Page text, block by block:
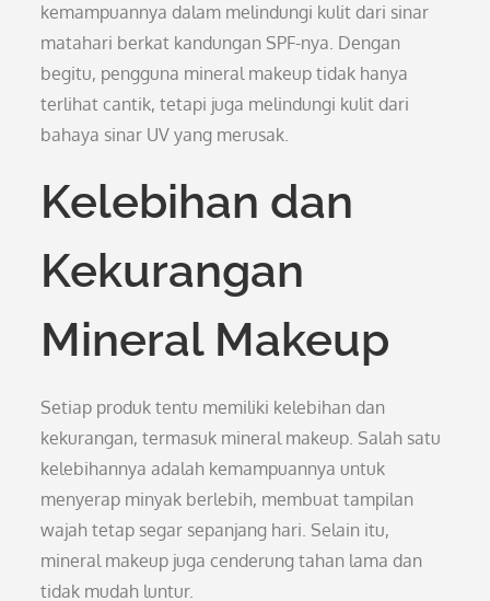
kemampuannya dalam melindungi kulit dari sinar
matahari berkat kandungan SPF-nya. Dengan
begitu, pengguna mineral makeup tidak hanya
terlihat cantik, tetapi juga melindungi kulit dari
bahaya sinar UV yang merusak.
Kelebihan dan
Kekurangan
Mineral Makeup
Setiap produk tentu memiliki kelebihan dan
kekurangan, termasuk mineral makeup. Salah satu
kelebihannya adalah kemampuannya untuk
menyerap minyak berlebih, membuat tampilan
wajah tetap segar sepanjang hari. Selain itu,
mineral makeup juga cenderung tahan lama dan
tidak mudah luntur.